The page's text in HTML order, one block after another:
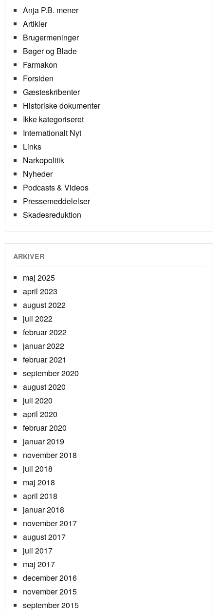
Anja P.B. mener
Artikler
Brugermeninger
Bøger og Blade
Farmakon
Forsiden
Gæsteskribenter
Historiske dokumenter
Ikke kategoriseret
Internationalt Nyt
Links
Narkopolitik
Nyheder
Podcasts & Videos
Pressemeddelelser
Skadesreduktion
ARKIVER
maj 2025
april 2023
august 2022
juli 2022
februar 2022
januar 2022
februar 2021
september 2020
august 2020
juli 2020
april 2020
februar 2020
januar 2019
november 2018
juli 2018
maj 2018
april 2018
januar 2018
november 2017
august 2017
juli 2017
maj 2017
december 2016
november 2015
september 2015